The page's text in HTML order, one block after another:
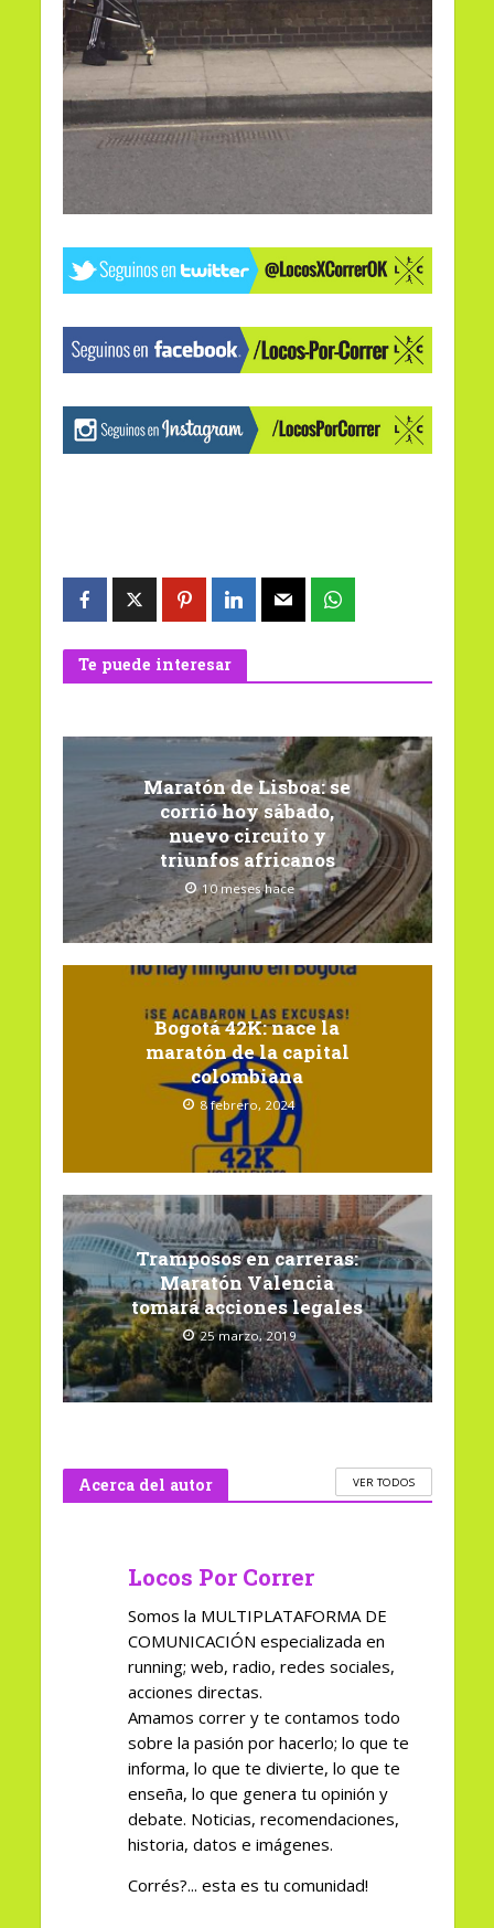
Te puede interesar
Maratón de Lisboa: se
corrió hoy sábado,
nuevo circuito y
triunfos africanos
10 meses hace
Bogotá 42K: nace la
maratón de la capital
colombiana
8 febrero, 2024
Tramposos en carreras:
Maratón Valencia
tomará acciones legales
25 marzo, 2019
Acerca del autor VER TODOS
Locos Por Correr
Somos la MULTIPLATAFORMA DE
COMUNICACIÓN especializada en
running; web, radio, redes sociales,
acciones directas.
Amamos correr y te contamos todo
sobre la pasión por hacerlo; lo que te
informa, lo que te divierte, lo que te
enseña, lo que genera tu opinión y
debate. Noticias, recomendaciones,
historia, datos e imágenes.
Corrés?... esta es tu comunidad!